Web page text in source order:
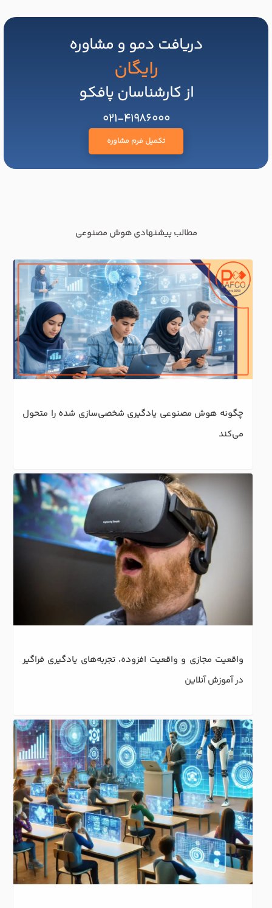
دریافت دمو و مشاوره
رایگان
از کارشناسان پافکو
021-41986000
تکمیل فرم مشاوره
مطالب پیشنهادی هوش مصنوعی
می‌کند
در آموزش آنلاین